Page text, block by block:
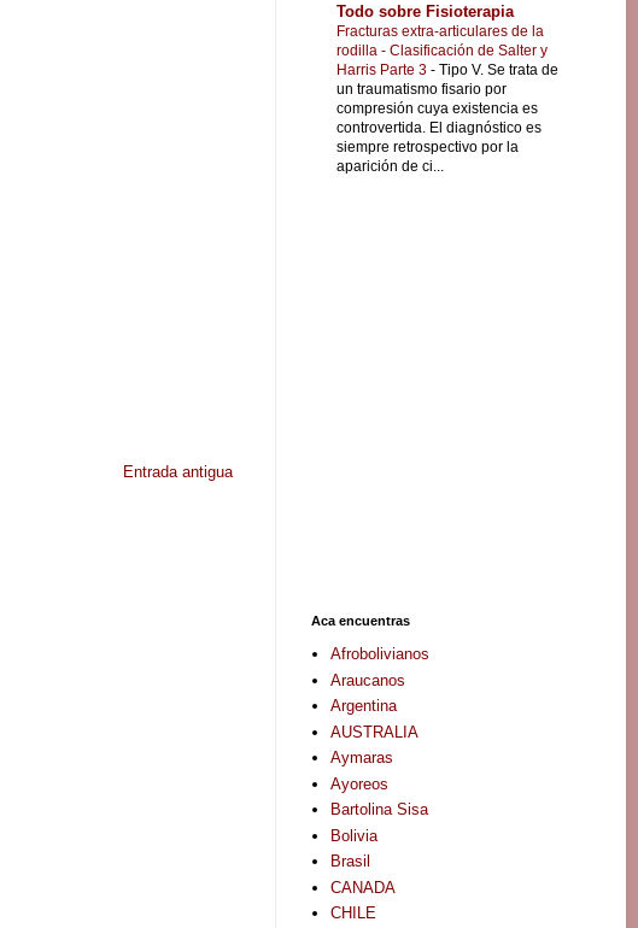
Entrada antigua
Todo sobre Fisioterapia
Fracturas extra-articulares de la
rodilla - Clasificación de Salter y
Harris Parte 3 - Tipo V. Se trata de
un traumatismo fisario por
compresión cuya existencia es
controvertida. El diagnóstico es
siempre retrospectivo por la
aparición de ci...
Aca encuentras
Afrobolivianos
Araucanos
Argentina
AUSTRALIA
Aymaras
Ayoreos
Bartolina Sisa
Bolivia
Brasil
CANADA
CHILE